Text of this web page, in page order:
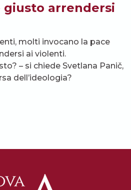
giusto arrendersi
molti invocano la pace
ai violenti.
– si chiede Svetlana Panič,
dell’ideologia?